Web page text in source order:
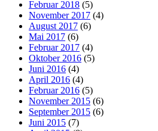
Februar 2018 (5)
November 2017 (4)
August 2017 (6)
Mai 2017 (6)
Februar 2017 (4)
Oktober 2016 (5)
Juni 2016 (4)
April 2016 (4)
Februar 2016 (5)
November 2015 (6)
September 2015 (6)
Juni 2015 (7)